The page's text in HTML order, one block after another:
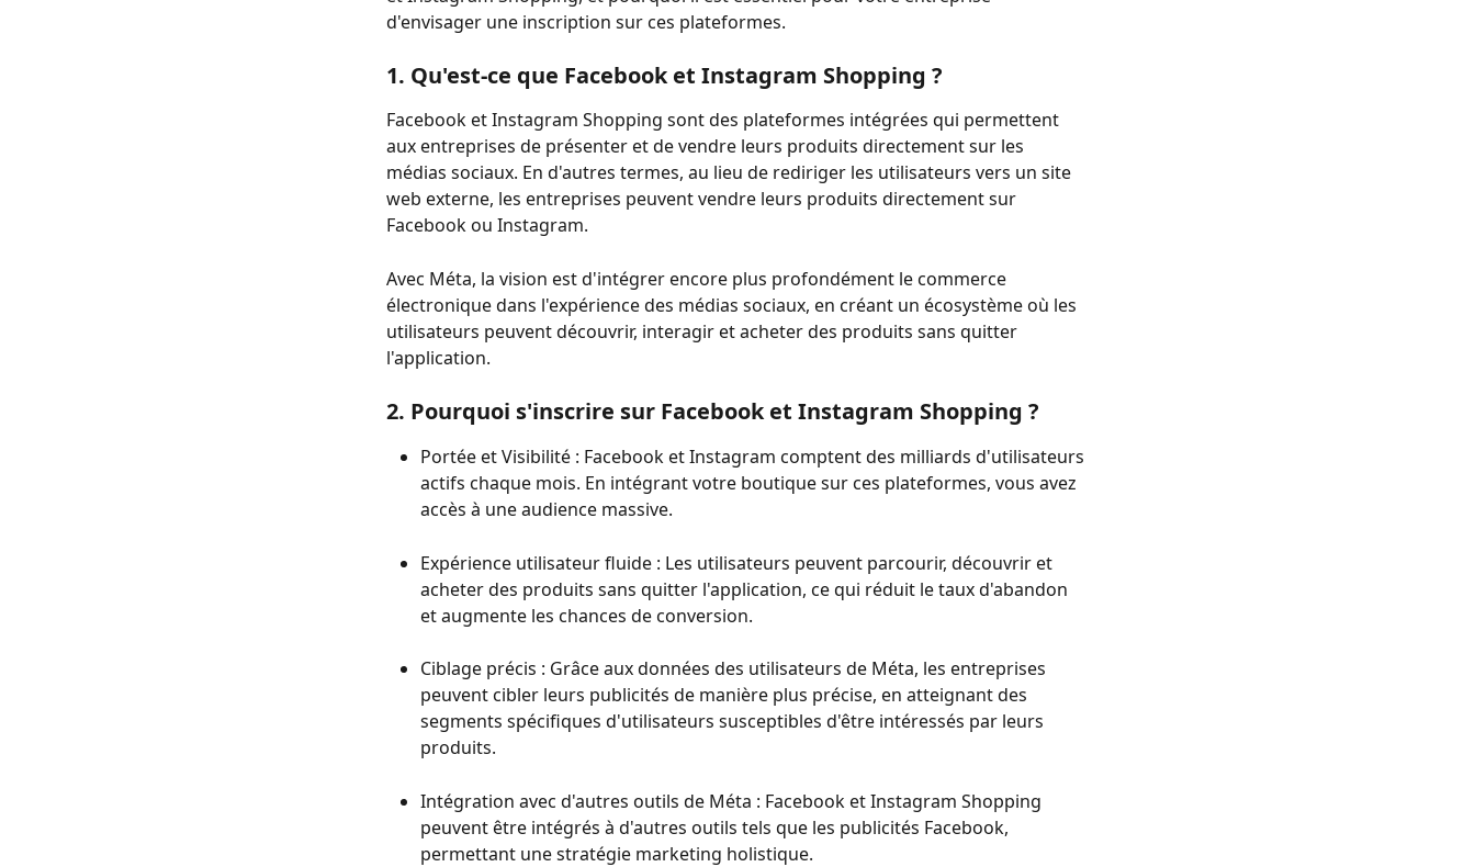
d'envisager une inscription sur ces plateformes.
1. Qu'est-ce que Facebook et Instagram Shopping ?
Facebook et Instagram Shopping sont des plateformes intégrées qui permettent
aux entreprises de présenter et de vendre leurs produits directement sur les
médias sociaux. En d'autres termes, au lieu de rediriger les utilisateurs vers un site
web externe, les entreprises peuvent vendre leurs produits directement sur
Facebook ou Instagram.
Avec Méta, la vision est d'intégrer encore plus profondément le commerce
électronique dans l'expérience des médias sociaux, en créant un écosystème où les
utilisateurs peuvent découvrir, interagir et acheter des produits sans quitter
l'application.
2. Pourquoi s'inscrire sur Facebook et Instagram Shopping ?
Portée et Visibilité : Facebook et Instagram comptent des milliards d'utilisateurs
actifs chaque mois. En intégrant votre boutique sur ces plateformes, vous avez
accès à une audience massive.
Expérience utilisateur fluide : Les utilisateurs peuvent parcourir, découvrir et
acheter des produits sans quitter l'application, ce qui réduit le taux d'abandon
et augmente les chances de conversion.
Ciblage précis : Grâce aux données des utilisateurs de Méta, les entreprises
peuvent cibler leurs publicités de manière plus précise, en atteignant des
segments spécifiques d'utilisateurs susceptibles d'être intéressés par leurs
produits.
Intégration avec d'autres outils de Méta : Facebook et Instagram Shopping
peuvent être intégrés à d'autres outils tels que les publicités Facebook,
permettant une stratégie marketing holistique.